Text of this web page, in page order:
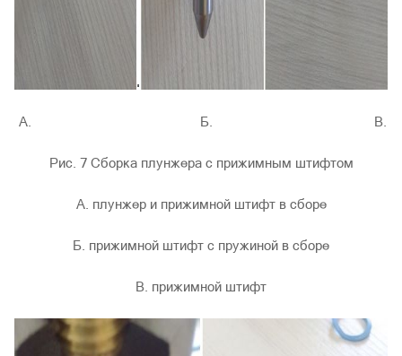
А. Б. В.
Рис. 7 Сборка плунжера с прижимным штифтом
А. плунжер и прижимной штифт в сборе
Б. прижимной штифт с пружиной в сборе
В. прижимной штифт